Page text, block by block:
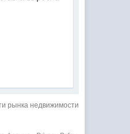
рынка недвижимости